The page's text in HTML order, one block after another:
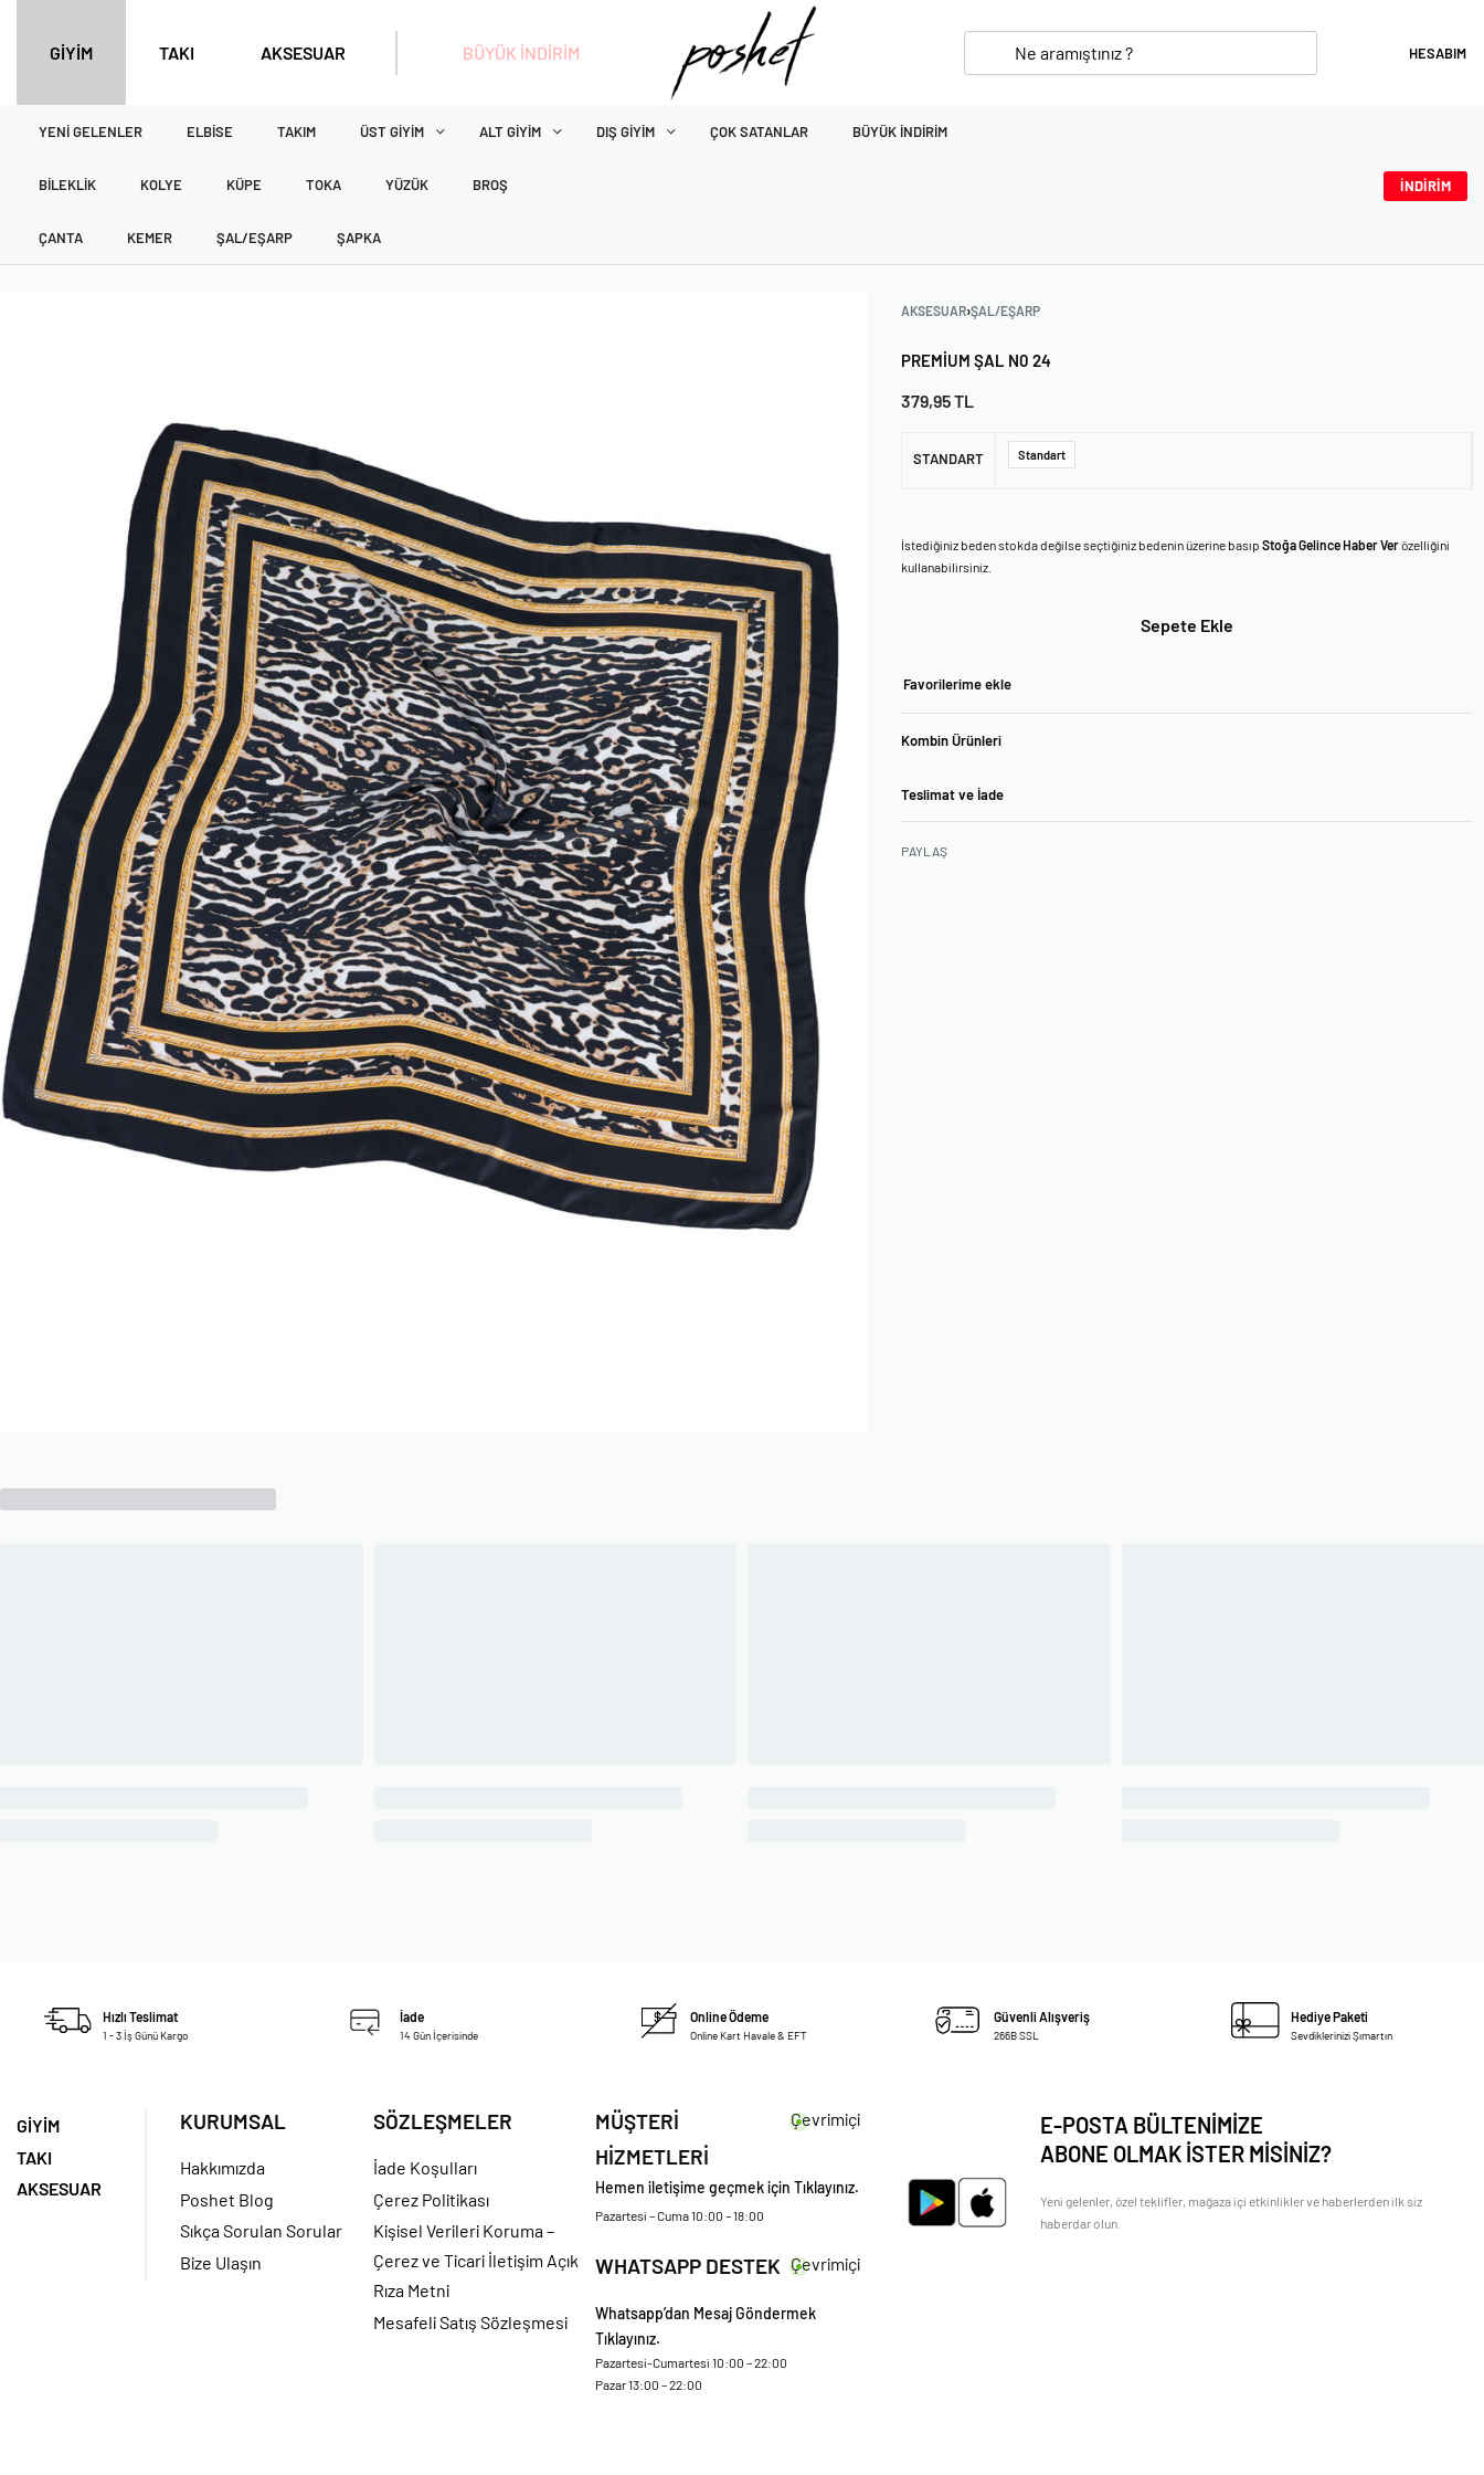
GİYİM TAKI AKSESUAR BÜYÜK İNDİRİM HESABIM
YENI GELENLER ELBISE TAKIM ÜST GIYIM ALT GIYIM DIŞ GIYIM ÇOK SATANLAR BÜYÜK İNDIRIM
BILEKLIK KOLYE KÜPE TOKA YÜZÜK BROŞ
ÇANTA KEMER ŞAL/EŞARP ŞAPKA
İNDİRİM
AKSESUAR›ŞAL/EŞARP
PREMIUM ŞAL N0 24
379,95TL
STANDART Standart
İstediğiniz beden stokda değilse seçtiğiniz bedenin üzerine basıpStoğa Gelince Haber Verözelliğini
kullanabilirsiniz.
Sepete Ekle
Favorilerime ekle
Kombin Ürünleri
Teslimat ve İade
PAYLAŞ
Hızlı Teslimat
1 - 3 İş Günü Kargo
İade
14 Gün İçerisinde
Online Ödeme
Online Kart Havale & EFT
Güvenli Alışveriş
266B SSL
Hediye Paketi
Sevdiklerinizi Şımartın
GİYİM
TAKI
AKSESUAR
KURUMSAL
Hakkımızda
Poshet Blog
Sıkça Sorulan Sorular
Bize Ulaşın
SÖZLEŞMELER
İade Koşulları
Çerez Politikası
Kişisel Verileri Koruma –
Çerez ve Ticari İletişim Açık
Rıza Metni
Mesafeli Satış Sözleşmesi
MÜŞTERİ
HİZMETLERİ
Çevrimiçi
Hemen iletişime geçmek için Tıklayınız.
Pazartesi – Cuma 10:00 – 18:00
WHATSAPP DESTEK Çevrimiçi
Whatsapp’dan Mesaj Göndermek
Tıklayınız.
Pazartesi-Cumartesi 10:00 – 22:00
Pazar 13:00 – 22:00
E-POSTA BÜLTENİMİZE
ABONE OLMAK İSTER MİSİNİZ?
Yeni gelenler, özel teklifler, mağaza içi etkinlikler ve haberlerden ilk siz
haberdar olun.